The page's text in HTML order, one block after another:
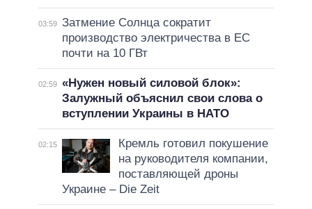
03:59 Затмение Солнца сократит
производство электричества в ЕС
почти на 10 ГВт
02:59 «Нужен новый силовой блок»:
Залужный объяснил свои слова о
вступлении Украины в НАТО
02:15
Кремль готовил покушение
на руководителя компании,
поставляющей дроны
Украине – Die Zeit